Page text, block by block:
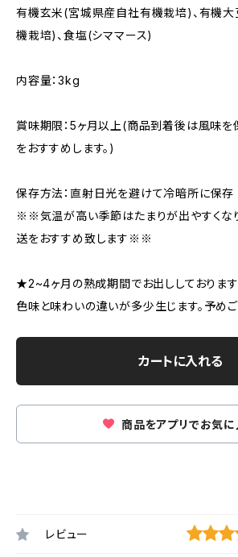
有機玄米(宮城県産自社有機栽培)、有機
機栽培)、食塩(シママース)
内容量：3kg
賞味期限：5ヶ月以上(商品到着後は風味を
をおすすめします。)
保存方法：直射日光を避けて冷暗所に保存
※※気温が高い季節はたまりが出やすくな
送をおすすめ致します※※
★2~4ヶ月の熟成期間でお出ししております
色味と味わいの違いが多少生じます。予めご
カートに入れる
商品をアプリでお気に
レビュー